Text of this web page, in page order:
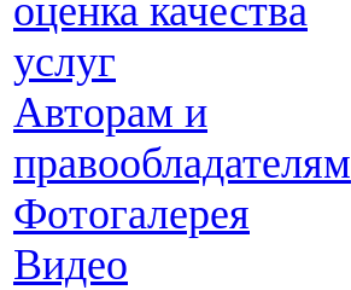
оценка качества
услуг
Авторам и
правообладателям
Фотогалерея
Видео